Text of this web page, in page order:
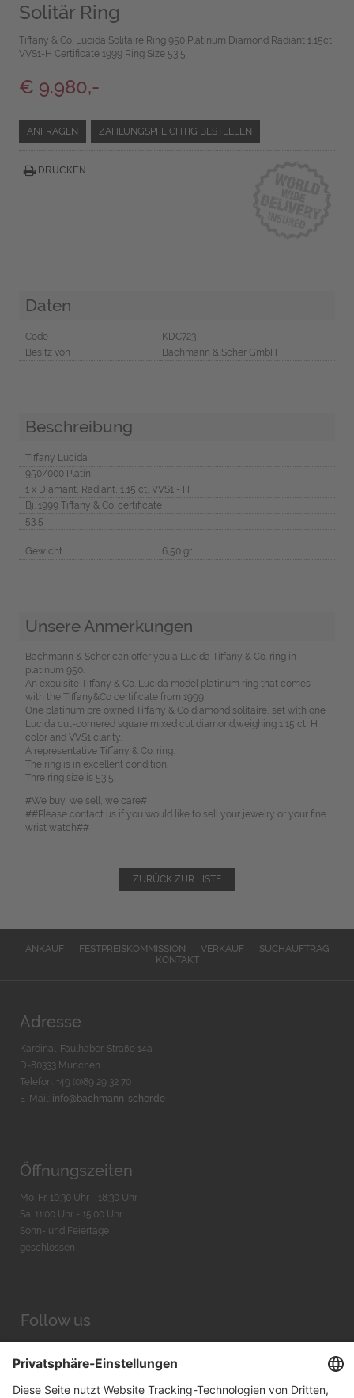
Solitär Ring
Tiffany & Co. Lucida Solitaire Ring 950 Platinum Diamond Radiant 1,15ct
VVS1-H Certificate 1999 Ring Size 53,5
€ 9.980,-
ANFRAGEN ZAHLUNGSPFLICHTIG BESTELLEN
DRUCKEN
Daten
Code
KDC723
Besitz von
Bachmann & Scher GmbH
Beschreibung
Tiffany Lucida
950/000 Platin
1 x Diamant, Radiant, 1,15 ct, VVS1 - H
Bj. 1999 Tiffany & Co. certificate
53,5
Gewicht 6,50 gr
Unsere Anmerkungen
Bachmann & Scher can offer you a Lucida Tiffany & Co. ring in
platinum 950.
An exquisite Tiffany & Co. Lucida model platinum ring that comes
with the Tiffany&Co certificate from 1999.
One platinum pre owned Tiffany & Co diamond solitaire, set with one
Lucida cut-cornered square mixed cut diamond,weighing 1,15 ct, H
color and VVS1 clarity.
A representative Tiffany & Co. ring.
The ring is in excellent condition.
Thre ring size is 53,5.
#We buy, we sell, we care#
##Please contact us if you would like to sell your jewelry or your fine
wrist watch##
ZURÜCK ZUR LISTE
ANKAUF FESTPREISKOMMISSION VERKAUF
SUCHAUFTRAG
KONTAKT
Adresse
Kardinal-Faulhaber-Straße 14a
D-80333 München
Telefon: +49 (0)89 29 32 70
E-Mail:
info@bachmann-scher.de
Öffnungszeiten
Mo-Fr. 10:30 Uhr - 18:30 Uhr
Sa. 11:00 Uhr - 15.00 Uhr
Sonn- und Feiertage
geschlossen
Follow us
Instagram